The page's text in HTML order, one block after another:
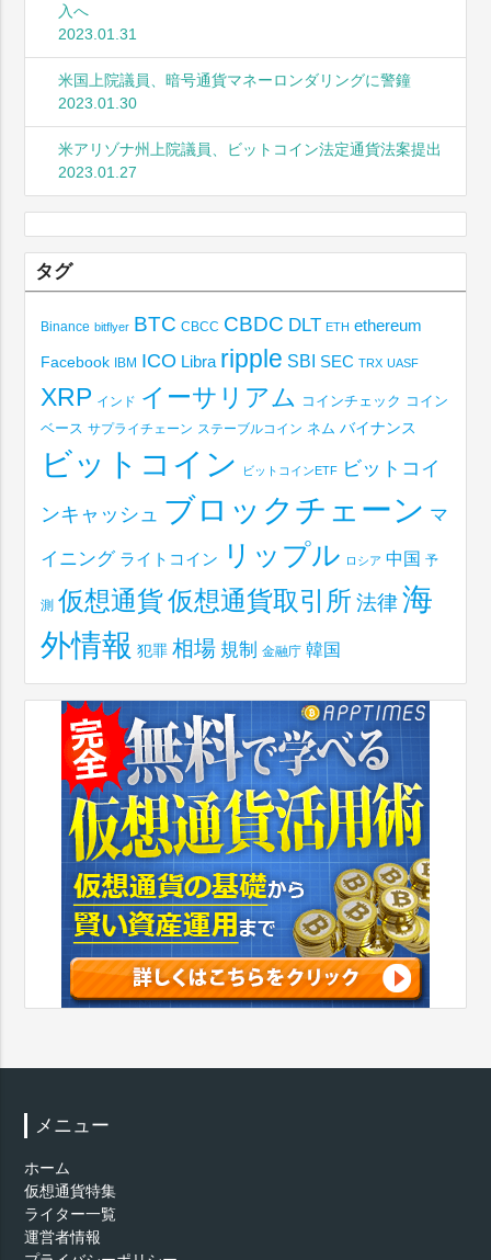
入へ
2023.01.31
米国上院議員、暗号通貨マネーロンダリングに警鐘
2023.01.30
米アリゾナ州上院議員、ビットコイン法定通貨法案提出
2023.01.27
タグ
Binance bitflyer BTC CBCC CBDC DLT ETH ethereum
Facebook IBM ICO Libra ripple SBI SEC TRX UASF
XRP インド イーサリアム コインチェック コイン
ベース サプライチェーン ステーブルコイン ネム バイナンス
ビットコイン ビットコインETF ビットコイ
ンキャッシュ ブロックチェーン マ
イニング ライトコイン リップル ロシア 中国 予
測 仮想通貨仮想通貨取引所 法律 海
外情報 犯罪 相場 規制 金融庁 韓国
メニュー
ホーム
仮想通貨特集
ライター一覧
運営者情報